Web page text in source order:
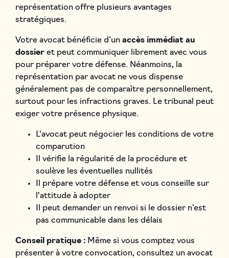
représentation offre plusieurs avantages
stratégiques.
Votre avocat bénéficie d'un accès immédiat au
dossieret peut communiquer librement avec vous
pour préparer votre défense. Néanmoins, la
représentation par avocat ne vous dispense
généralement pas de comparaître personnellement,
surtout pour les infractions graves. Le tribunal peut
exiger votre présence physique.
L'avocat peut négocier les conditions de votre
comparution
Il vérifie la régularité de la procédure et
soulève les éventuelles nullités
Il prépare votre défense et vous conseille sur
l'attitude à adopter
Il peut demander un renvoi si le dossier n'est
pas communicable dans les délais
Conseil pratique :Même si vous comptez vous
présenter à votre convocation, consultez un avocat